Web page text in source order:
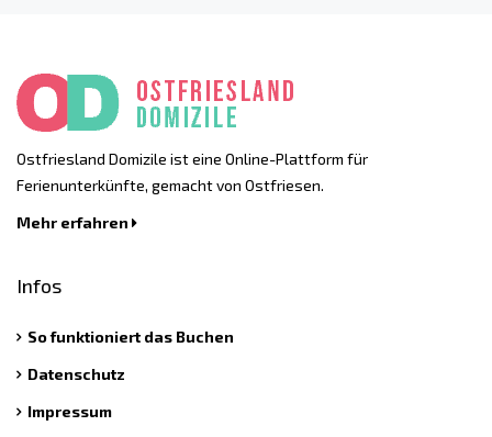
Ostfriesland Domizile ist eine Online-Plattform für
Ferienunterkünfte, gemacht von Ostfriesen.
Mehr erfahren
Infos
So funktioniert das Buchen
Datenschutz
Impressum